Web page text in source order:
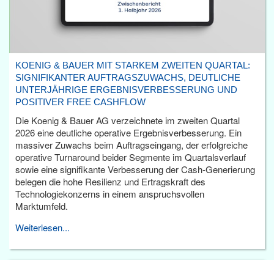
KOENIG & BAUER MIT STARKEM ZWEITEN QUARTAL:
SIGNIFIKANTER AUFTRAGSZUWACHS, DEUTLICHE
UNTERJÄHRIGE ERGEBNISVERBESSERUNG UND
POSITIVER FREE CASHFLOW
Die Koenig & Bauer AG verzeichnete im zweiten Quartal
2026 eine deutliche operative Ergebnisverbesserung. Ein
massiver Zuwachs beim Auftragseingang, der erfolgreiche
operative Turnaround beider Segmente im Quartalsverlauf
sowie eine signifikante Verbesserung der Cash-Generierung
belegen die hohe Resilienz und Ertragskraft des
Technologiekonzerns in einem anspruchsvollen
Marktumfeld.
Weiterlesen...